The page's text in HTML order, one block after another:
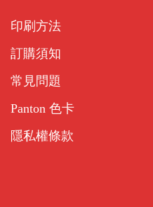
印刷方法
訂購須知
常見問題
Panton 色卡
隱私權條款